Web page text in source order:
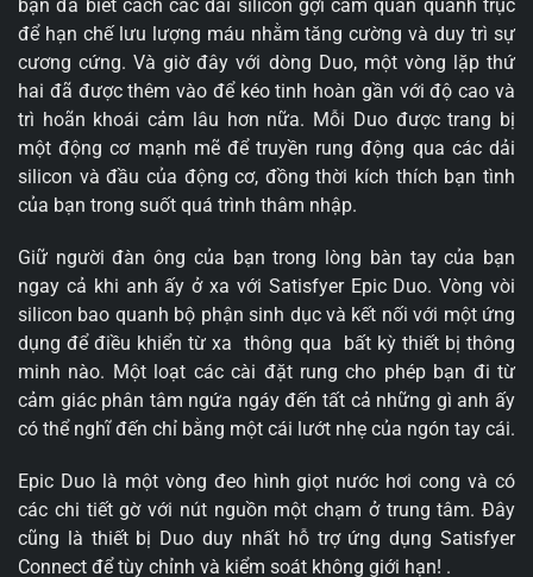
bạn đã biết cách các dải silicon gợi cảm quấn quanh trục
để hạn chế lưu lượng máu nhằm tăng cường và duy trì sự
cương cứng. Và giờ đây với dòng Duo, một vòng lặp thứ
hai đã được thêm vào để kéo tinh hoàn gần với độ cao và
trì hoãn khoái cảm lâu hơn nữa. Mỗi Duo được trang bị
một động cơ mạnh mẽ để truyền rung động qua các dải
silicon và đầu của động cơ, đồng thời kích thích bạn tình
của bạn trong suốt quá trình thâm nhập.
Giữ người đàn ông của bạn trong lòng bàn tay của bạn
ngay cả khi anh ấy ở xa với Satisfyer Epic Duo. Vòng vòi
silicon bao quanh bộ phận sinh dục và kết nối với một ứng
dụng để điều khiển từ xa thông qua bất kỳ thiết bị thông
minh nào. Một loạt các cài đặt rung cho phép bạn đi từ
cảm giác phân tâm ngứa ngáy đến tất cả những gì anh ấy
có thể nghĩ đến chỉ bằng một cái lướt nhẹ của ngón tay cái.
Epic Duo là một vòng đeo hình giọt nước hơi cong và có
các chi tiết gờ với nút nguồn một chạm ở trung tâm. Đây
cũng là thiết bị Duo duy nhất hỗ trợ ứng dụng Satisfyer
Connect để tùy chỉnh và kiểm soát không giới hạn! .